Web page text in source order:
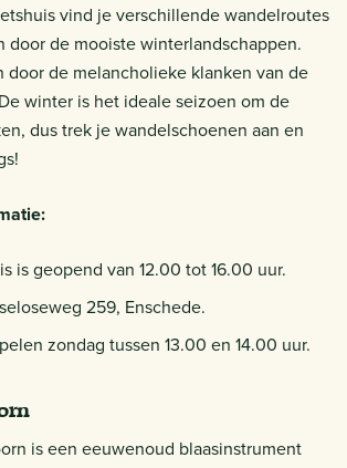
vind je verschillende wandelroutes
door de mooiste winterlandschappen.
door de melancholieke klanken van de
winter is het ideale seizoen om de
dus trek je wandelschoenen aan en
is geopend van 12.00 tot 16.00 uur.
259, Enschede.
zondag tussen 13.00 en 14.00 uur.
is een eeuwenoud blaasinstrument